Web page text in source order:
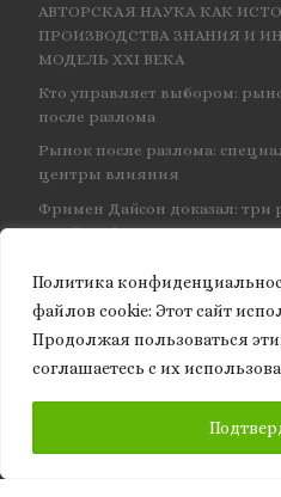
Политика
файлов сookie: Этот сайт
Продолжая пользоваться
соглашаетесь с их
АВТОРСКАЯ НАУКА КАК
ПРОИЗВОДСТВА ЗНАНИЯ И
МОДЕЛЬ XXI ВЕКА
Кто управляет выбором:
после разлома
Рынок после разлома:
центры влияния
Фримен Дайсон доказал: три
и той же физике — и
© 2026Granite of science